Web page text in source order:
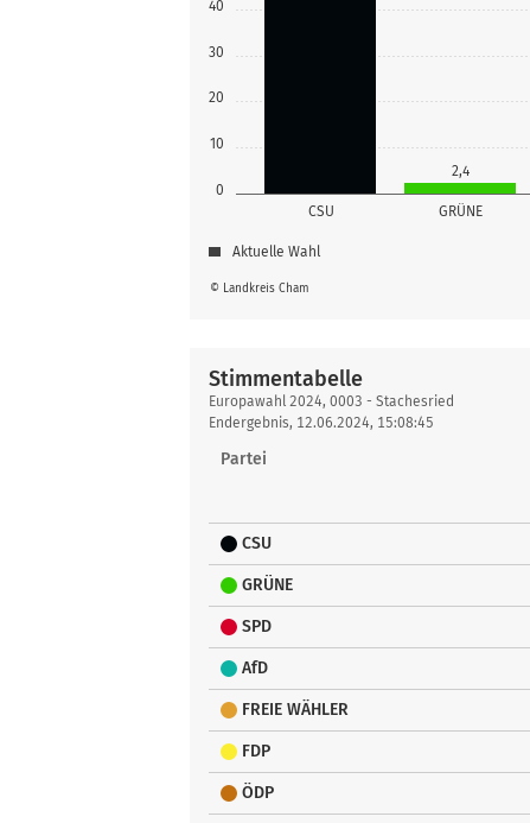
0
10
20
30
40
CSU GRÜNE
2,4
© Landkreis Cham
Aktuelle Wahl
Stimmentabelle
Stimmentabelle
Europawahl 2024, 0003 - Stachesried
Endergebnis, 12.06.2024, 15:08:45
Partei
CSU
GRÜNE
SPD
AfD
FREIE WÄHLER
FDP
ÖDP